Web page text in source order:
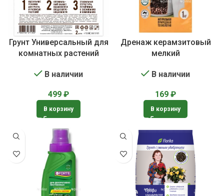
Грунт Универсальный для
комнатных растений
В наличии
499 ₽
В корзину
Дренаж керамзитовый
мелкий
В наличии
169 ₽
В корзину